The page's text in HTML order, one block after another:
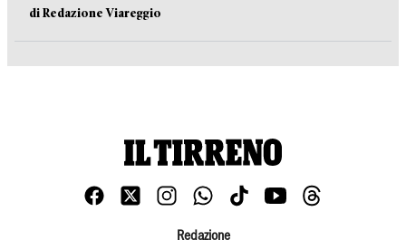
di Redazione Viareggio
Redazione